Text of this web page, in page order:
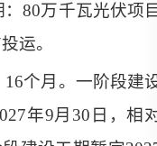
80万千瓦光伏项
运。
16个月 。 一阶段建
年9月30日，相